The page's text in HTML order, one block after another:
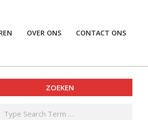
OVER ONS CONTACT ONS
ZOEKEN